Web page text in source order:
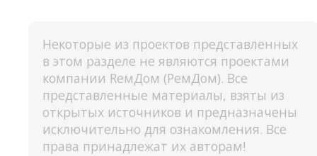
Некоторые из проектов представленных
в этом разделе не являются проектами
компании RемДом (РемДом). Все
представленные материалы, взяты из
открытых источников и предназначены
исключительно для ознакомления. Все
права принадлежат их авторам!